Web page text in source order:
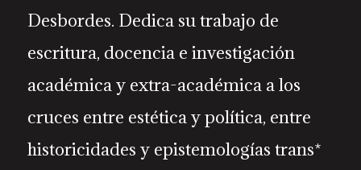
Desbordes. Dedica su trabajo de
escritura, docencia e investigación
académica y extra-académica a los
cruces entre estética y política, entre
historicidades y epistemologías trans*